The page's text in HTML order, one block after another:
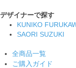
デザイナーで探す
KUNIKO
SAORI SUZUKI
全商品一覧
ご購入ガイド